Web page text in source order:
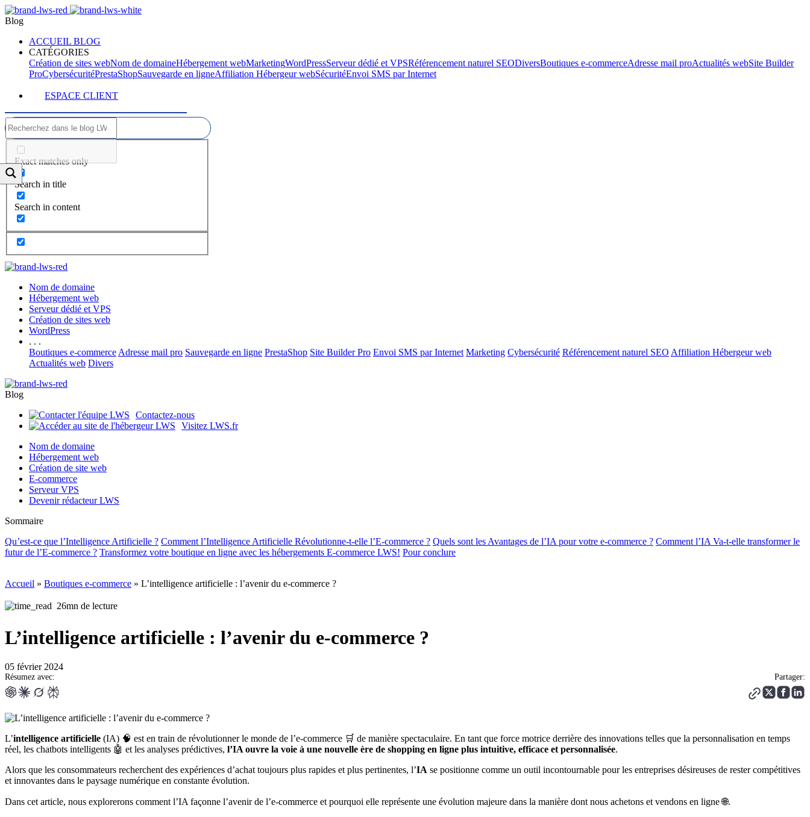
Blog
ACCUEIL BLOG
CATÉGORIES
Création de sites webNom de domaineHébergement webMarketingWordPressServeur dédié et VPSRéférencement naturel SEODiversBoutiques e-commerceAdresse mail proActualités webSite Builder
ProCybersécuritéPrestaShopSauvegarde en ligneAffiliation Hébergeur webSécuritéEnvoi SMS par Internet
ESPACE CLIENT
Exact matches only
Search in title
Search in content
Nom de domaine
Hébergement web
Serveur dédié et VPS
Création de sites web
WordPress
. . .
Boutiques e-commerce Adresse mail pro Sauvegarde en ligne PrestaShop Site Builder Pro Envoi SMS par Internet Marketing Cybersécurité Référencement naturel SEO Affiliation Hébergeur web
Actualités web Divers
Blog
Contactez-nous
Visitez LWS.fr
Nom de domaine
Hébergement web
Création de site web
E-commerce
Serveur VPS
Devenir rédacteur LWS
Sommaire
Qu’est-ce que l’Intelligence Artificielle ? Comment l’Intelligence Artificielle Révolutionne-t-elle l’E-commerce ? Quels sont les Avantages de l’IA pour votre e-commerce ? Comment l’IA Va-t-elle transformer le
futur de l’E-commerce ? Transformez votre boutique en ligne avec les hébergements E-commerce LWS! Pour conclure
Accueil » Boutiques e-commerce » L’intelligence artificielle : l’avenir du e-commerce ?
26mn de lecture
L’intelligence artificielle : l’avenir du e-commerce ?
05 février 2024
Résumez avec: Partager:
L’intelligence artificielle (IA) 🧠 est en train de révolutionner le monde de l’e-commerce 🛒 de manière spectaculaire. En tant que force motrice derrière des innovations telles que la personnalisation en temps
réel, les chatbots intelligents 🤖 et les analyses prédictives, l’IA ouvre la voie à une nouvelle ère de shopping en ligne plus intuitive, efficace et personnalisée.
Alors que les consommateurs recherchent des expériences d’achat toujours plus rapides et plus pertinentes, l’IA se positionne comme un outil incontournable pour les entreprises désireuses de rester compétitives
et innovantes dans le paysage numérique en constante évolution.
Dans cet article, nous explorerons comment l’IA façonne l’avenir de l’e-commerce et pourquoi elle représente une évolution majeure dans la manière dont nous achetons et vendons en ligne 🌐.